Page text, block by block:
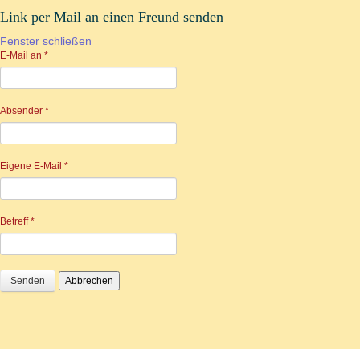
Link per Mail an einen Freund senden
Fenster schließen
E-Mail an *
Absender *
Eigene E-Mail *
Betreff*
Senden Abbrechen